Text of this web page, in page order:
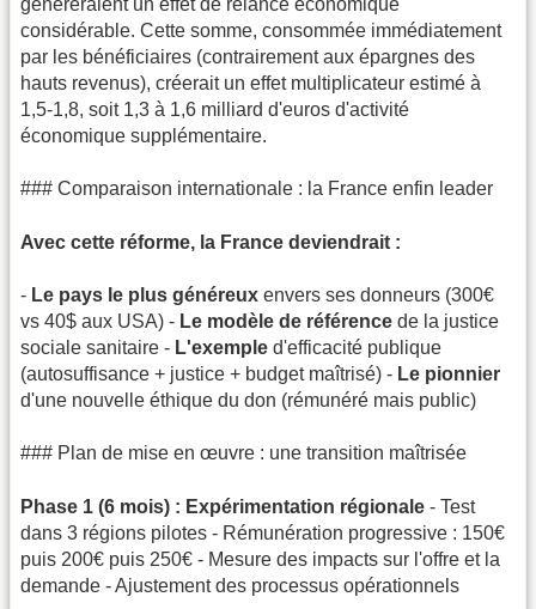
considérable. Cette somme, consommée immédiatement
par les bénéficiaires (contrairement aux épargnes des
hauts revenus), créerait un effet multiplicateur estimé à
1,5-1,8, soit 1,3 à 1,6 milliard d'euros d'activité
économique supplémentaire.
### Comparaison internationale : la France enfin leader
Avec cette réforme, la France deviendrait :
- Le pays le plus généreux envers ses donneurs (300€
vs 40$ aux USA) - Le modèle de référence de la justice
sociale sanitaire - L'exemple d'efficacité publique
(autosuffisance + justice + budget maîtrisé) - Le pionnier
d'une nouvelle éthique du don (rémunéré mais public)
### Plan de mise en œuvre : une transition maîtrisée
Phase 1 (6 mois) : Expérimentation régionale - Test
dans 3 régions pilotes - Rémunération progressive : 150€
puis 200€ puis 250€ - Mesure des impacts sur l'offre et la
demande - Ajustement des processus opérationnels